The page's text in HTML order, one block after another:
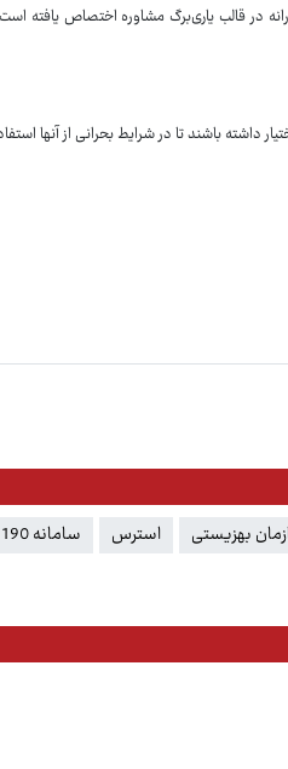
مشارکت دارند، ۱۰۰ میلیارد تومان یارانه در قالب یاری‌برگ
داشته باشند تا در شرایط بحرانی از آنها
بهزیستی استرس سامانه 190